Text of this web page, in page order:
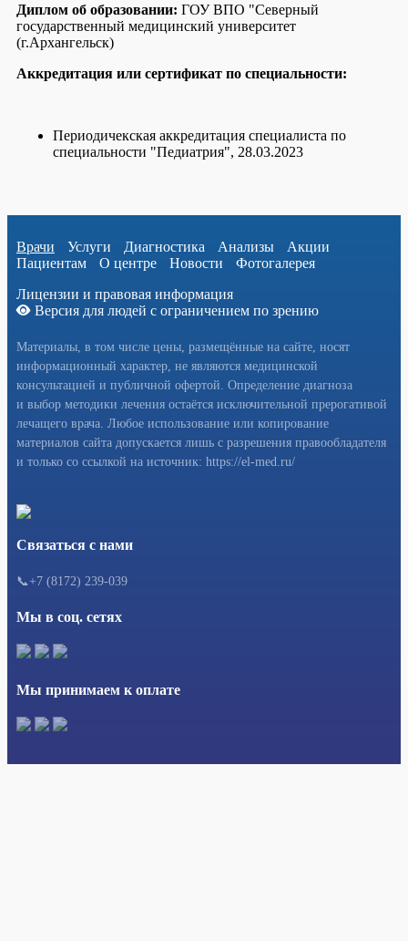
Диплом об образовании: ГОУ ВПО "Северный
государственный медицинский университет
(г.Архангельск)
Аккредитация или сертификат по специальности:
Периодичекская аккредитация специалиста по
специальности "Педиатрия", 28.03.2023
Врачи Услуги Диагностика Анализы
Акции
Пациентам
О центре Новости
Фотогалерея
Лицензии и правовая информация
Версия для людей с ограничением по зрению
Материалы, в том числе цены, размещённые на сайте, носят
информационный характер, не являются медицинской
консультацией и публичной офертой. Определение диагноза
и выбор методики лечения остаётся исключительной прерогативой
лечащего врача. Любое использование или копирование
материалов сайта допускается лишь с разрешения правообладателя
и только со ссылкой на источник: https://el-med.ru/
Связаться с нами
📞+7 (8172) 239-039
Мы в соц. сетях
Мы принимаем к оплате